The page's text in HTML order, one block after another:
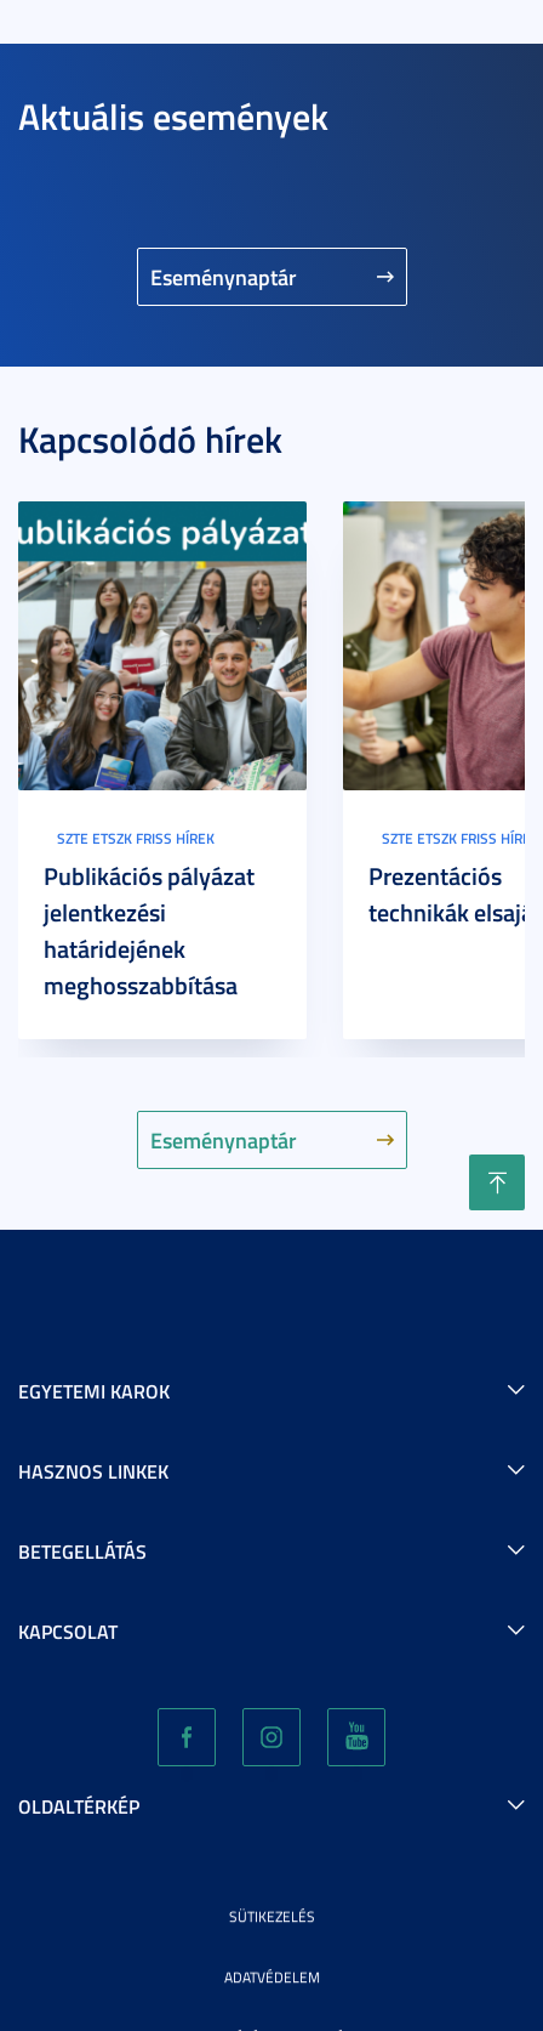
Aktuális események
Eseménynaptár
Kapcsolódó hírek
Eseménynaptár
SZTE ETSZK FRISS HÍREK
Publikációs pályázat
jelentkezési
határidejének
meghosszabbítása
SZTE ETSZK FRISS HÍREK
Prezentációs
technikák
EGYETEMI KAROK
HASZNOS LINKEK
BETEGELLÁTÁS
KAPCSOLAT
OLDALTÉRKÉP
SÜTIKEZELÉS
ADATVÉDELEM